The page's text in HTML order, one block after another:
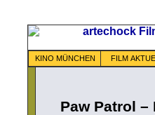
KINO MÜNCHEN FILM
Paw Patrol